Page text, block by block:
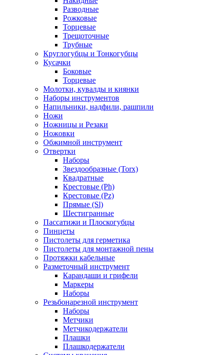
Разводные
Рожковые
Торцевые
Трещоточные
Трубные
Круглогубцы и Тонкогубцы
Кусачки
Боковые
Торцевые
Молотки, кувалды и киянки
Наборы инструментов
Напильники, надфили, рашпили
Ножи
Ножницы и Резаки
Ножовки
Обжимной инструмент
Отвертки
Наборы
Звездообразные (Torx)
Квадратные
Крестовые (Ph)
Крестовые (Pz)
Прямые (Sl)
Шестигранные
Пассатижи и Плоскогубцы
Пинцеты
Пистолеты для герметика
Пистолеты для монтажной пены
Протяжки кабельные
Разметочный инструмент
Карандаши и грифели
Маркеры
Наборы
Резьбонарезной инструмент
Наборы
Метчики
Метчикодержатели
Плашки
Плашкодержатели